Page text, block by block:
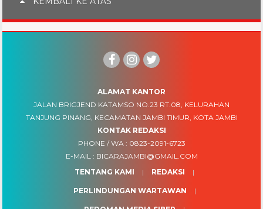
ALAMAT KANTOR
JALAN BRIGJEND KATAMSO NO.23 RT.08, KELURAHAN
TANJUNG PINANG, KECAMATAN JAMBI TIMUR, KOTA JAMBI
KONTAK REDAKSI
PHONE / WA : 0823-2091-6723
E-MAIL : BICARAJAMBI@GMAIL.COM
TENTANG KAMI
REDAKSI
PERLINDUNGAN WARTAWAN